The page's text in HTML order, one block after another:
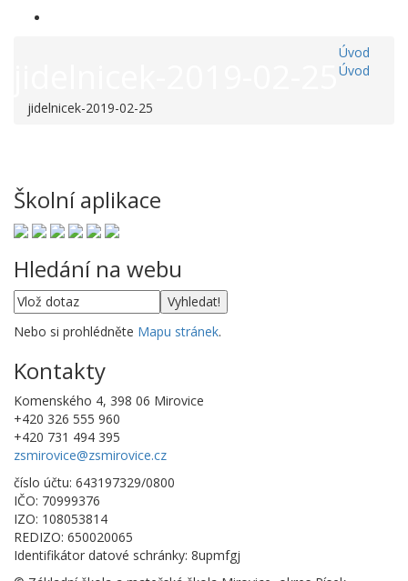
Úvod
Úvod
jidelnicek-2019-02-25
Školní aplikace
Hledání na webu
Nebo si prohlédněte Mapu stránek.
Kontakty
Komenského 4, 398 06 Mirovice
+420 326 555 960
+420 731 494 395
zsmirovice@zsmirovice.cz
číslo účtu: 643197329/0800
IČO: 70999376
IZO: 108053814
REDIZO: 650020065
Identifikátor datové schránky: 8upmfgj